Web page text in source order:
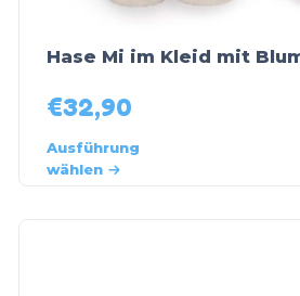
Hase Mi im Kleid mit
€32,90
Ausführung
wählen